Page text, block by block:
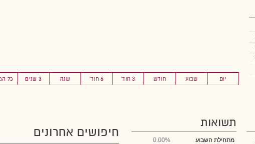
יום שבוע חודש 3 חוד' 6 חוד' שנה 3 שנים כל
תשואות
מתחילת השבוע
0.00%
חיפושים אחרונים